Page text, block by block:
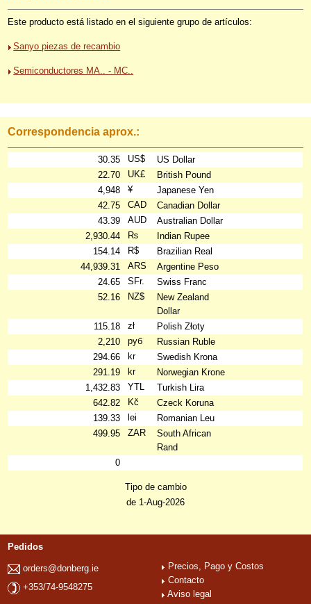
Este producto está listado en el siguiente grupo de artículos:
Sanyo piezas de recambio
Semiconductores MA.. - MC..
Correspondencia aprox.:
30.35 US$
US Dollar
22.70
UK£
British Pound
4,948
¥
Japanese Yen
42.75
CAD
Canadian Dollar
43.39
AUD
Australian Dollar
2,930.44
₨
Indian Rupee
154.14
R$
Brazilian Real
44,939.31
ARS
Argentine Peso
24.65
SFr.
Swiss Franc
52.16
NZ$
New Zealand
Dollar
115.18
zł
Polish Złoty
2,210
руб
Russian Ruble
294.66
kr
Swedish Krona
291.19
kr
Norwegian Krone
1,432.83
YTL
Turkish Lira
642.82
Kč
Czeck Koruna
139.33
lei
Romanian Leu
499.95
ZAR
South African
Rand
0
Tipo de cambio
de 1-Aug-2026
Pedidos
orders@donberg.ie
+353/74-9548275
Precios, Pago y Costos
Contacto
Aviso legal